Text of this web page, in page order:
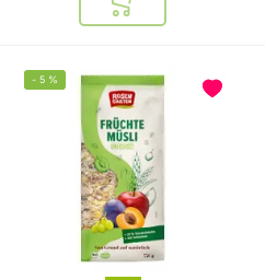
In den Warenkorb
- 5 %